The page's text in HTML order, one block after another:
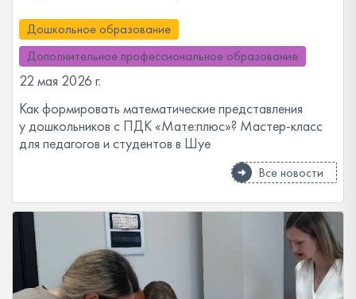
Дошкольное образование
Дополнительное профессиональное образование
22 мая 2026 г.
Как формировать математические представления
у дошкольников с ПДК «Мате:плюс»? Мастер-класс
для педагогов и студентов в Шуе
Все новости